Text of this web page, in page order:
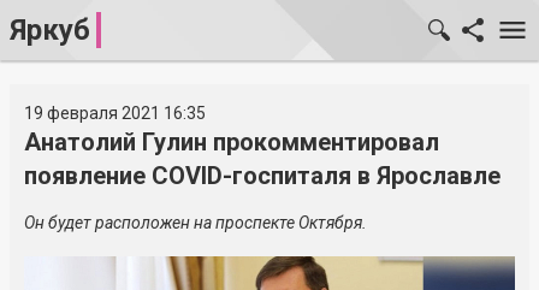
Яркуб
19 февраля 2021 16:35
Анатолий Гулин прокомментировал
появление COVID-госпиталя в Ярославле
Он будет расположен на проспекте Октября.